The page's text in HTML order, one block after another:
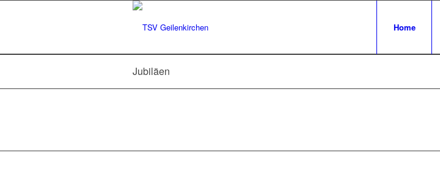
Home
Jubiläen